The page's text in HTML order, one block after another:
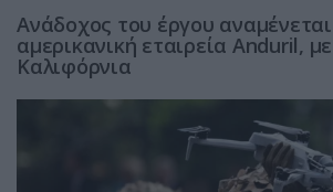
Ανάδοχος του έργου αναμένεται
αμερικανική εταιρεία Anduril,
Καλιφόρνια